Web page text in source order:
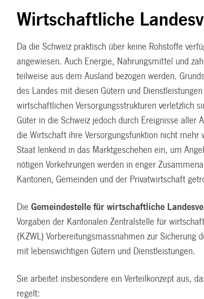
Wirtschaftliche
Da die Schweiz praktisch über keine Rohstoffe
angewiesen. Auch Energie, Nahrungsmittel und
teilweise aus dem Ausland bezogen werden.
des Landes mit diesen Gütern und
wirtschaftlichen Versorgungsstrukturen verletzlich
Güter in die Schweiz jedoch durch Ereignisse aller
die Wirtschaft ihre Versorgungsfunktion nicht
Staat lenkend in das Marktgeschehen ein, um
nötigen Vorkehrungen werden in enger
Kantonen, Gemeinden und der Privatwirtschaft
DieGemeindestelle für wirtschaftliche
Vorgaben der Kantonalen Zentralstelle für
(KZWL) Vorbereitungsmassnahmen zur Sicherung
mit lebenswichtigen Gütern und Dienstleistungen.
Sie arbeitet insbesondere ein Verteilkonzept aus,
regelt: